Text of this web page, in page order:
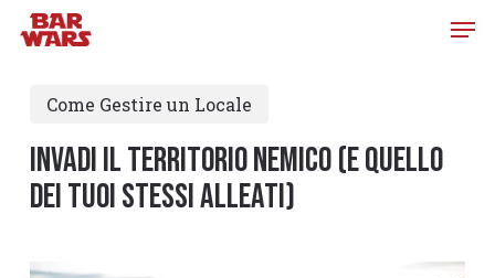
Skip
contentCome Gestire un Locale
Invadi il Territorio Nemico (e quello
dei tuoi stessi Alleati)